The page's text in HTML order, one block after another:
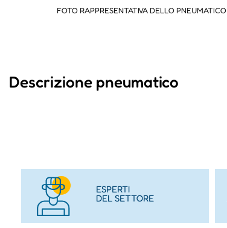
FOTO RAPPRESENTATIVA DELLO PNEUMATICO
Descrizione pneumatico
ESPERTI
DEL SETTORE